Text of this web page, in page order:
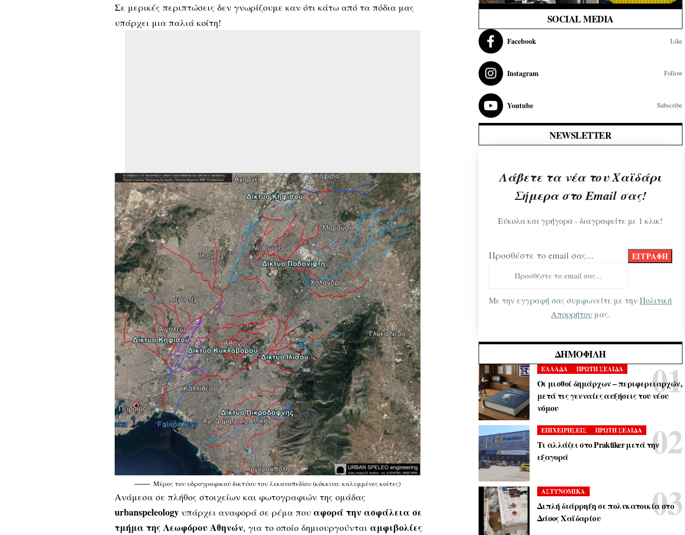
Σε μερικές περιπτώσεις δεν γνωρίζουμε καν ότι κάτω από τα πόδια μας
υπάρχει μια παλιά κοίτη!
Μέρος του υδρογραφικού δικτύου του λεκανοπεδίου (κόκκινο: καλυμμένες κοίτες)
Ανάμεσα σε πλήθος στοιχείων και φωτογραφιών της ομάδας
urbanspeleologyυπάρχει αναφορά σε ρέμα που αφορά την ασφάλεια σε
τμήμα της Λεωφόρου Αθηνών, για το οποίο δημιουργούνται αμφιβολίες
SOCIAL MEDIA
Facebook Like
Instagram Follow
Youtube Subscribe
NEWSLETTER
Λάβετε τα νέα του Χαϊδάρι
Σήμερα στο Email σας!
Εύκολα και γρήγορα - διαγραφείτε με 1 κλικ!
Προσθέστε το email σας...
Με την εγγραφή σας συμφωνείτε με τηνΠολιτική
Απορρήτουμας.
ΔΗΜΟΦΙΛΉ
ΕΛΛΑΔΑ ΠΡΩΤΗ ΣΕΛΙΔΑ
Οι μισθοί δημάρχων – περιφερειαρχών,
μετά τις γενναίες αυξήσεις του νέου
νόμου
ΕΠΙΧΕΙΡΗΣΕΙΣ ΠΡΩΤΗ ΣΕΛΙΔΑ
Τι αλλάζει στο Praktiker μετά την
εξαγορά
ΑΣΤΥΝΟΜΙΚΑ
Διπλή διάρρηξη σε πολυκατοικία στο
Δάσος Χαϊδαρίου